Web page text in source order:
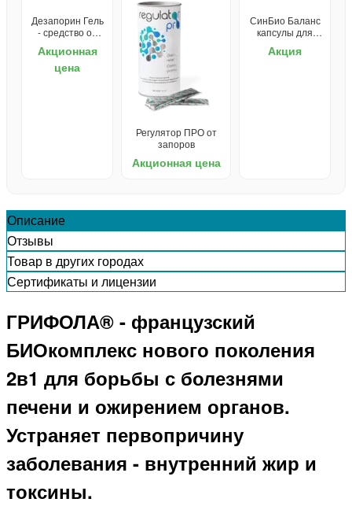
Дезапорин Гель
- средство от
Акционная
цена
Регулятор ПРО от
запоров
Акционная цена
СинБио Баланс
капсулы для
Акция
Описание
Отзывы
Товар в других городах
Сертификаты и лицензии
ГРИФОЛА® - французский
БИОкомплекс нового поколения
2в1 для борьбы с болезнями
печени и ожирением органов.
Устраняет первопричину
заболевания - внутренний жир и
токсины.